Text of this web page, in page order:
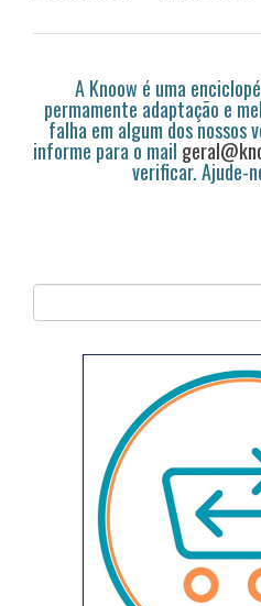
A Knoow é uma
permamente adaptação e
falha em algum dos nossos
informe para o mail
verificar. Ajude-